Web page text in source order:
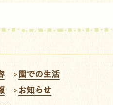
園での生活
お知らせ